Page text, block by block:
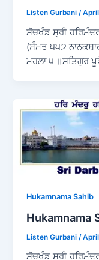
Listen Gurbani /
ਸੱਚਖੰਡ ਸ੍ਰੀ
(ਸੰਮਤ ੫੫੭
ਮਹਲਾ ੫ ॥ਸਤਿਗੁਰ
Hukamnama Sahib
Hukamnama
Listen Gurbani /
ਸੱਚਖੰਡ ਸ੍ਰੀ